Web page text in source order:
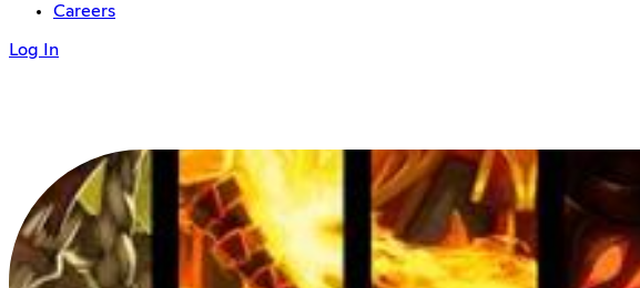
Careers
Log In